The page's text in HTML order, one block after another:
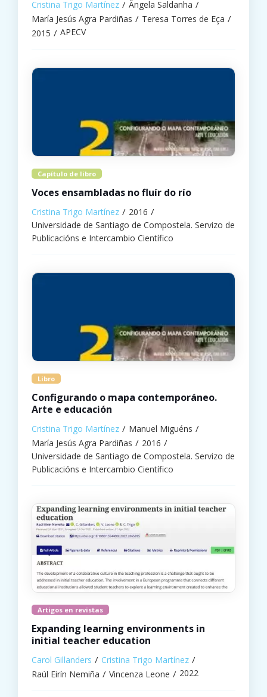
Cristina Trigo Martínez
Ângela Saldanha
María Jesús Agra Pardiñas
Teresa Torres de Eça
2015
APECV
Capítulo de libro
Voces ensambladas no fluír do río
Cristina Trigo Martínez
2016
Universidade de Santiago de Compostela. Servizo de
Publicacións e Intercambio Científico
Libro
Configurando o mapa contemporáneo.
Arte e educación
Cristina Trigo Martínez
Manuel Miguéns
María Jesús Agra Pardiñas
2016
Universidade de Santiago de Compostela. Servizo de
Publicacións e Intercambio Científico
Artigos en revistas
Expanding learning environments in
initial teacher education
Carol Gillanders
Cristina Trigo Martínez
Raúl Eirín Nemiña
Vincenza Leone 2022